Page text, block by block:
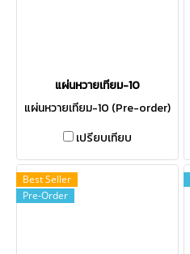
แผ่นหวายเทียม-10
แผ่นหวายเทียม-10 (Pre-order)
เปรียบเทียบ
Best Seller
Pre-Order